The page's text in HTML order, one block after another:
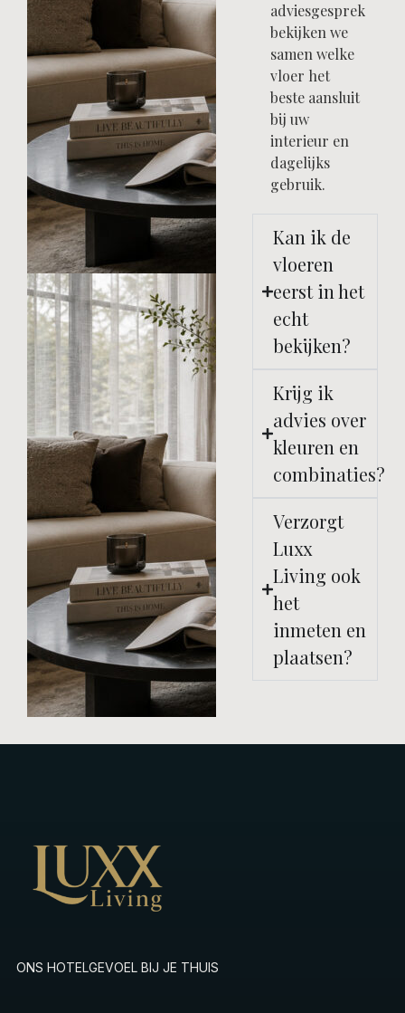
adviesgesprek
bekijken we
samen welke
vloer het
beste aansluit
bij uw
interieur en
dagelijks
gebruik.
Kan ik de
vloeren
eerst in het
echt
bekijken?
Krijg ik
advies over
kleuren en
combinaties?
Verzorgt
Luxx
Living ook
het
inmeten en
plaatsen?
ONS HOTELGEVOEL BIJ JE THUIS